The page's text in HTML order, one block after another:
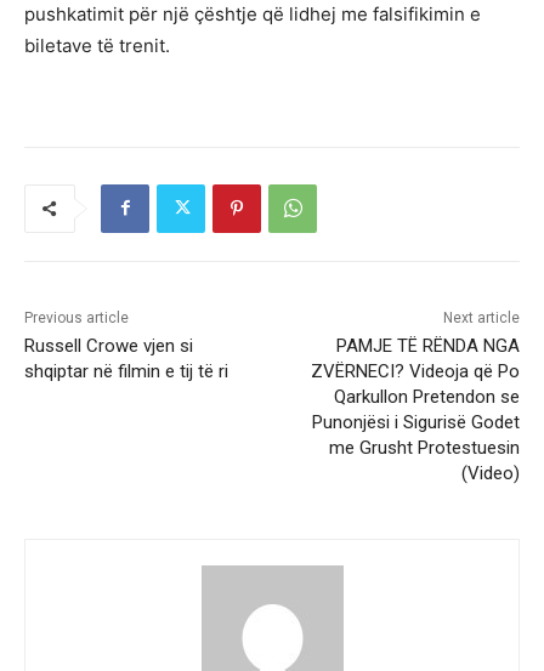
pushkatimit për një çështje që lidhej me falsifikimin e
biletave të trenit.
Previous article
Russell Crowe vjen si
shqiptar në filmin e tij të ri
Next article
PAMJE TË RËNDA NGA
ZVËRNECI? Videoja që Po
Qarkullon Pretendon se
Punonjësi i Sigurisë Godet
me Grusht Protestuesin
(Video)